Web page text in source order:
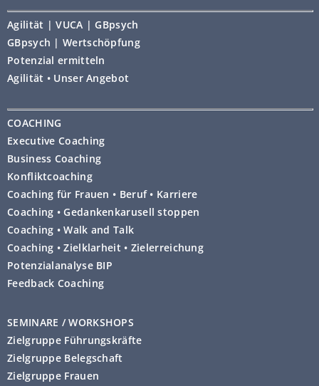
Agilität | VUCA | GBpsych
GBpsych | Wertschöpfung
Potenzial ermitteln
Agilität • Unser Angebot
COACHING
Executive Coaching
Business Coaching
Konfliktcoaching
Coaching für Frauen • Beruf • Karriere
Coaching • Gedankenkarusell stoppen
Coaching • Walk and Talk
Coaching • Zielklarheit • Zielerreichung
Potenzialanalyse BIP
Feedback Coaching
SEMINARE / WORKSHOPS
Zielgruppe Führungskräfte
Zielgruppe Belegschaft
Zielgruppe Frauen